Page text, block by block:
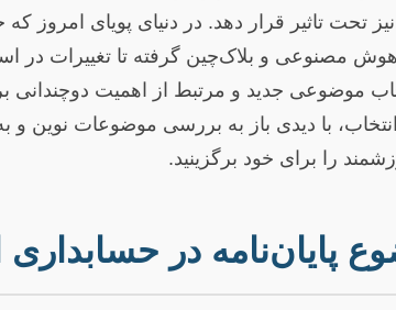
تحت تاثیر قرار دهد. در دنیای پویای امروز
هوش مصنوعی و بلاک‌چین گرفته تا تغییرات در
موضوعی جدید و مرتبط از اهمیت
با دیدی باز به بررسی موضوعات نوین و
را برای خود برگزینید.
پایان‌نامه در حسابداری